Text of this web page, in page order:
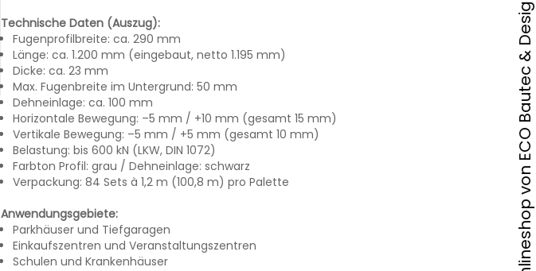
Technische Daten (Auszug):
Fugenprofilbreite: ca. 290 mm
Länge: ca. 1.200 mm (eingebaut, netto 1.195 mm)
Dicke: ca. 23 mm
Max. Fugenbreite im Untergrund: 50 mm
Dehneinlage: ca. 100 mm
Horizontale Bewegung: –5 mm / +10 mm (gesamt 15 mm)
Vertikale Bewegung: –5 mm / +5 mm (gesamt 10 mm)
Belastung: bis 600 kN (LKW, DIN 1072)
Farbton Profil: grau / Dehneinlage: schwarz
Verpackung: 84 Sets à 1,2 m (100,8 m) pro Palette
Anwendungsgebiete:
Parkhäuser und Tiefgaragen
Einkaufszentren und Veranstaltungszentren
Schulen und Krankenhäuser
Onlineshop von ECO Bautec & Design AG